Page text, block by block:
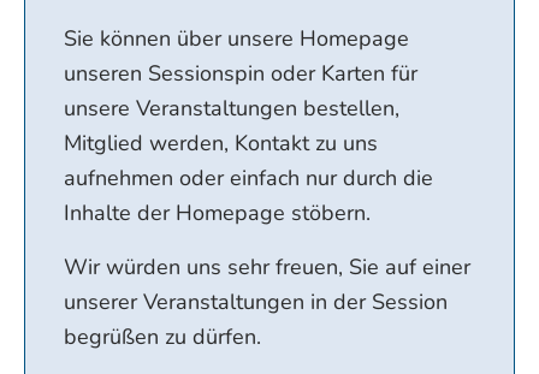
Sie können über unsere Homepage
unseren Sessionspin oder Karten für
unsere Veranstaltungen bestellen,
Mitglied werden, Kontakt zu uns
aufnehmen oder einfach nur durch die
Inhalte der Homepage stöbern.
Wir würden uns sehr freuen, Sie auf einer
unserer Veranstaltungen in der Session
begrüßen zu dürfen.